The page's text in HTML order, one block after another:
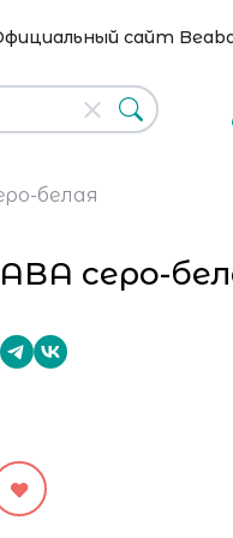
сайт
белая
серо-